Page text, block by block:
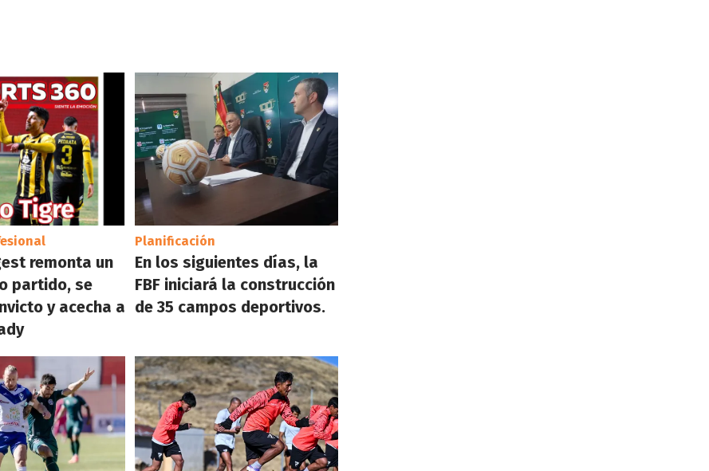
remonta un
partido, se
y acecha a
Planificación
En los siguientes días, la
FBF iniciará la construcción
de 35 campos deportivos.